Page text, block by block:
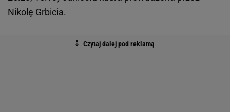
Nikolę Grbicia.